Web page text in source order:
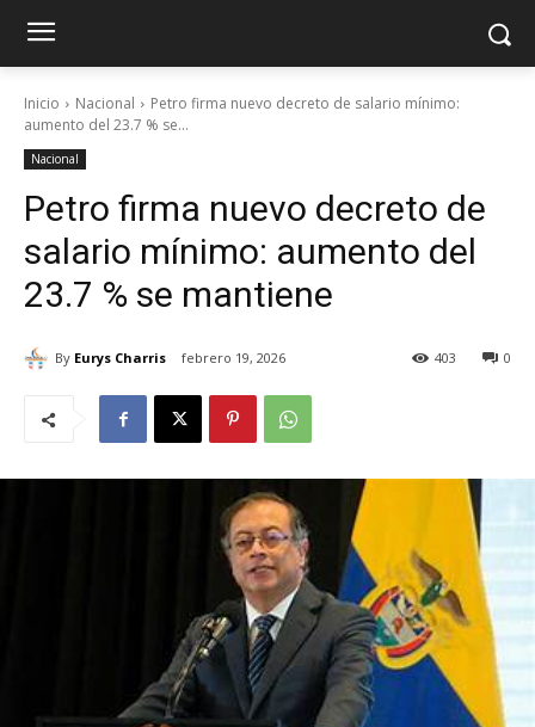
Inicio Nacional
Petro firma nuevo decreto de salario mínimo:
aumento del 23.7 % se...
Nacional
Petro firma nuevo decreto de
salario mínimo: aumento del
23.7 % se mantiene
By Eurys Charris febrero 19, 2026 0
403